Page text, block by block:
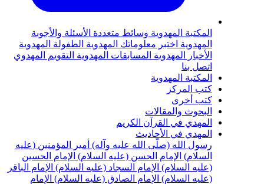
المهدويةوسائط متعددةالأسئلة والأجوبة
اختبر معلوماتك المهدويةالطفولة المهدوية
المهدويةالمسابقات المهدويةالتقويم المهدوي
المهدوية
والمقالات
في القرآن الكريم
في الأحاديث
الله (صلّى الله عليه وآله) أمير المؤمنين (عليه
الإمام الحسن (عليه السلام) الإمام الحسين
الإمام السجاد (عليه السلام) الإمام الباقر
الإمام الصادق (عليه السلام) الإمام